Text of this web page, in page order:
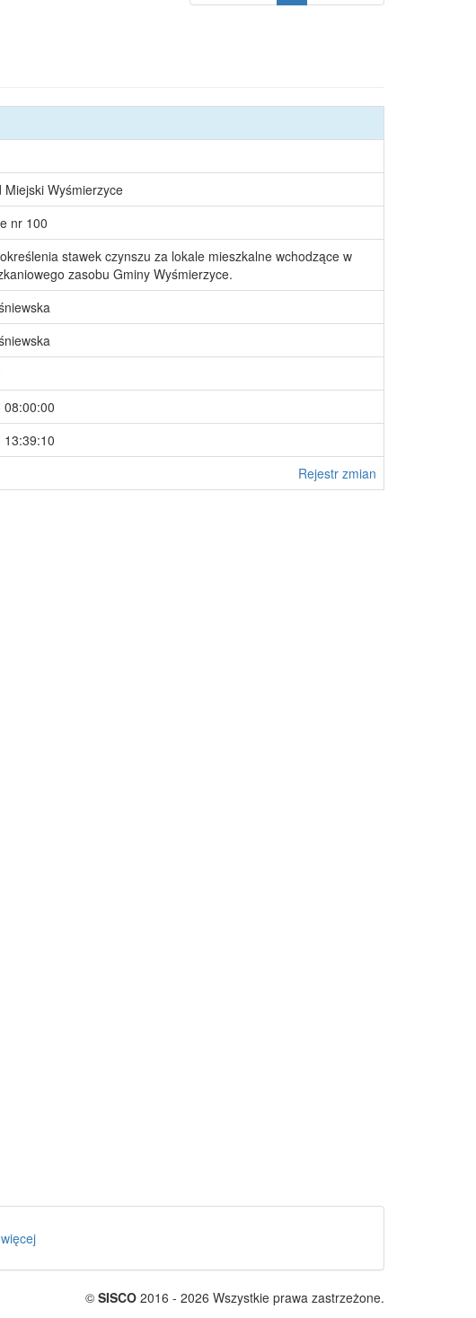
Miejski Wyśmierzyce
nr 100
stawek czynszu za lokale mieszkalne wchodzące w
zasobu Gminy Wyśmierzyce.
08:00:00
13:39:10
Rejestr zmian
© SISCO 2016 - 2026 Wszystkie prawa zastrzeżone.